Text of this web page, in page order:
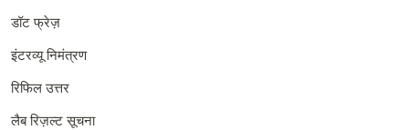
डॉट फ्रेज़
इंटरव्यू निमंत्रण
रिफिल उत्तर
लैब रिज़ल्ट सूचना